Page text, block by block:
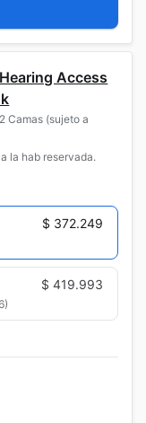
Access
Camas (sujeto a
la hab reservada.
$ 372.249
$ 419.993